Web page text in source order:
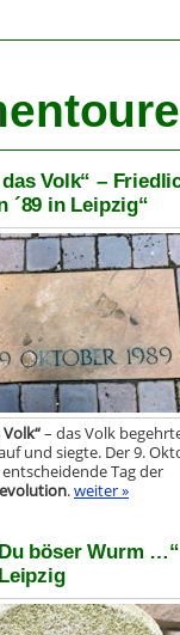
Volk“ –
´89 in Leipzig“
– das Volk
und siegte. Der 9.
Tag der
.weiter »
böser Wurm